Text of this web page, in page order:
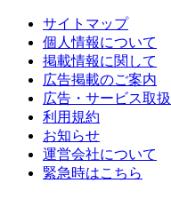
サイトマップ
個人情報について
掲載情報に関して
広告掲載のご案内
広告・サービス取
利用規約
お知らせ
運営会社について
緊急時はこちら